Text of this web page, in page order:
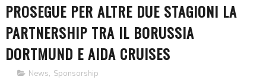
PROSEGUE PER ALTRE DUE STAGIONI LA
PARTNERSHIP TRA IL BORUSSIA
DORTMUND E AIDA CRUISES
News, Sponsorship